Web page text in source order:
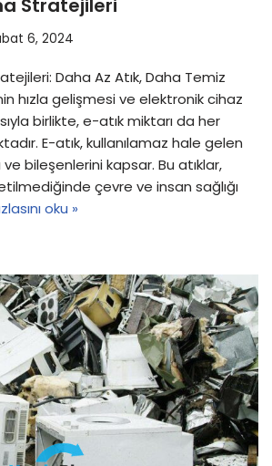
6, 2024
Daha Az Atık, Daha Temiz
hızla gelişmesi ve elektronik cihaz
birlikte, e-atık miktarı da her
E-atık, kullanılamaz hale gelen
bileşenlerini kapsar. Bu atıklar,
çevre ve insan sağlığı
oku »